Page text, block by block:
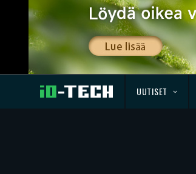
UUTISET